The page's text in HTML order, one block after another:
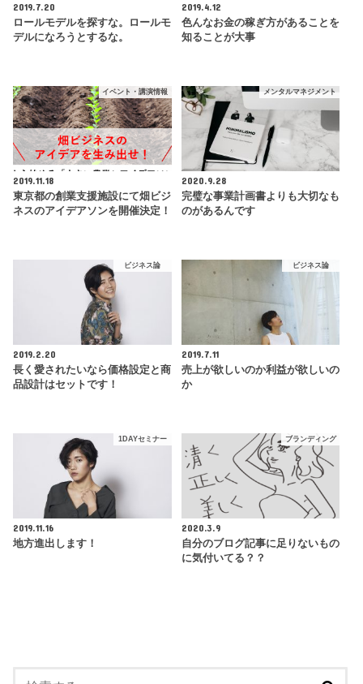
2019.7.20
ロールモデルを探すな。ロールモ
デルになろうとするな。
2019.4.12
色んなお金の稼ぎ方があることを
知ることが大事
イベント・講演情報
2019.11.18
東京都の創業支援施設にて畑ビジ
ネスのアイデアソンを開催決定！
メンタルマネジメント
2020.9.28
完璧な事業計画書よりも大切なも
のがあるんです
ビジネス論
2019.2.20
長く愛されたいなら価格設定と商
品設計はセットです！
ビジネス論
2019.7.11
売上が欲しいのか利益が欲しいの
か
1DAYセミナー
2019.11.16
地方進出します！
ブランディング
2020.3.9
自分のブログ記事に足りないもの
に気付いてる？？